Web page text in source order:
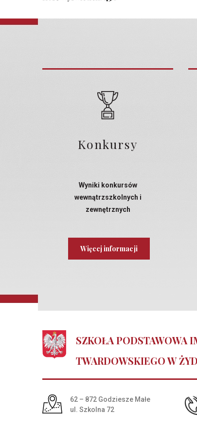
Konkursy
Wyniki konkursów
wewnątrzszkolnych i
zewnętrznych
Więcej informacji
SZKOŁA PODSTAWOWA
TWARDOWSKIEGO W
Adres pocztowy:
62 – 872 Godziesze Małe
ul. Szkolna 72